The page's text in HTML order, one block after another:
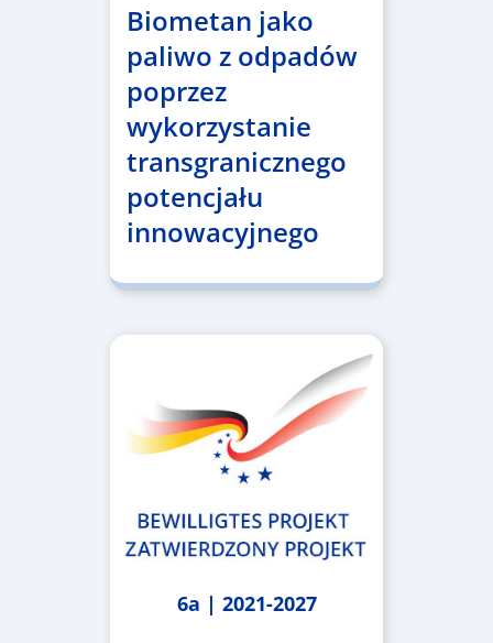
Biometan jako
paliwo z odpadów
poprzez
wykorzystanie
transgranicznego
potencjału
innowacyjnego
6a | 2021-2027